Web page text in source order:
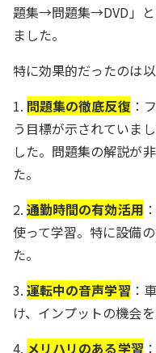
題集→問題集→DVD」と
ました。
特に効果的だったのは
1. 問題集の徹底反復 ：
う目標が示されていま
した。問題集の解説が
た。
2.通勤時間の有効活用
使って学習。特に設備
た。
3.運転中の音声学習 ：
け、インプットの機会
4. メリハリのある学習